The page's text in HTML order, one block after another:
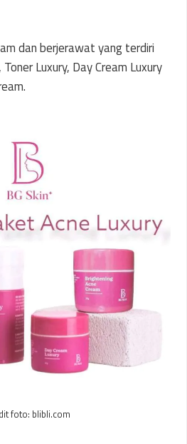
dan berjerawat yang terdiri
Luxury, Day Cream Luxury
foto: blibli.com